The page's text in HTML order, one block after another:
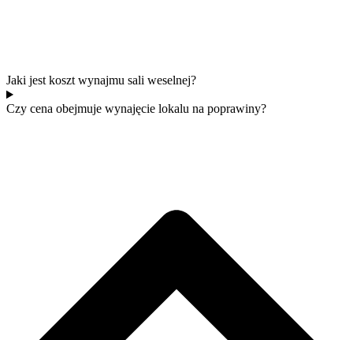
Jaki jest koszt wynajmu sali weselnej?
Czy cena obejmuje wynajęcie lokalu na poprawiny?